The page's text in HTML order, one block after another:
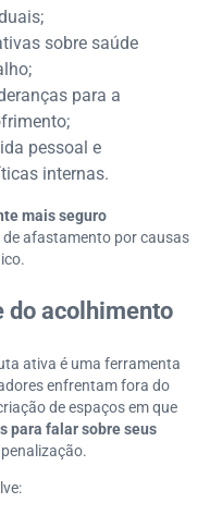
sobre saúde
para a
pessoal e
internas.
mais seguro
de afastamento por causas
do acolhimento
ativa é uma ferramenta
enfrentam fora do
de espaços em que
para falar sobre seus